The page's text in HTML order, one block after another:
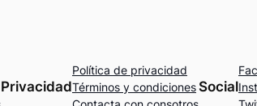
Privacidad
Política de privacidad
Términos y condicionesSocial